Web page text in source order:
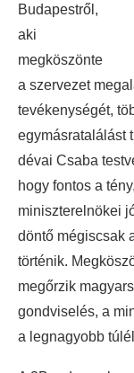
Budapestről,
aki
megköszönte
a szervezet
tevékenységét,
egymásratalálást
dévai Csaba
hogy fontos a
miniszterelnökei
döntő mégiscsak
történik.
megőrzik
gondviselés, a
a legnagyobb